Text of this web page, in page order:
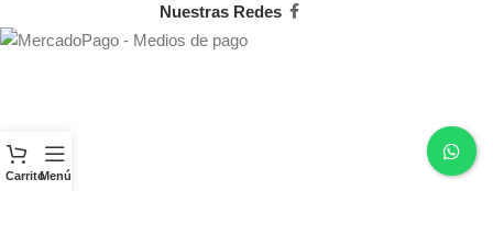
Nuestras Redes
CarritoMenú